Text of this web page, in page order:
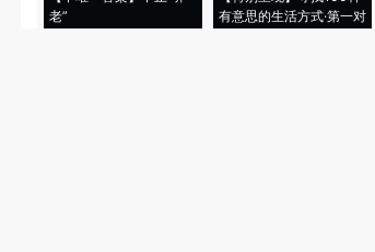
老”
有意思的生活方式·第一对